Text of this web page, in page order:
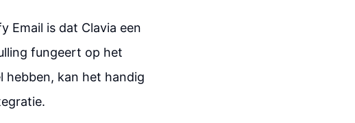
Email is dat Clavia een
fungeert op het
hebben, kan het handig